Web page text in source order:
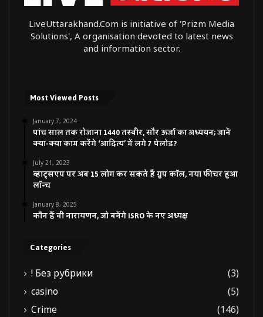
LiveUttarakhand.Com is initiative of 'Prizm Media
Solutions', A organisation devoted to latest news
and information sector.
Most Viewed Posts
January 7, 2024
पांच साल तक रोजाना 1440 तस्वीर, सौर ऊर्जा का अध्ययन; जानें
क्या-क्या काम करेंगे ‘आदित्य’ में लगे 7 पेलोड?
July 21, 2023
व्हाट्सएप पर अब 15 लोग कर सकते हैं ग्रुप कॉल, नया फीचर हुआ
लॉन्च
January 8, 2025
कौन हैं वी नारायणन, जो बनेंगे ISRO के नए अध्यक्ष
Categories
! Без рубрики
(3)
casino
(5)
Crime
(146)